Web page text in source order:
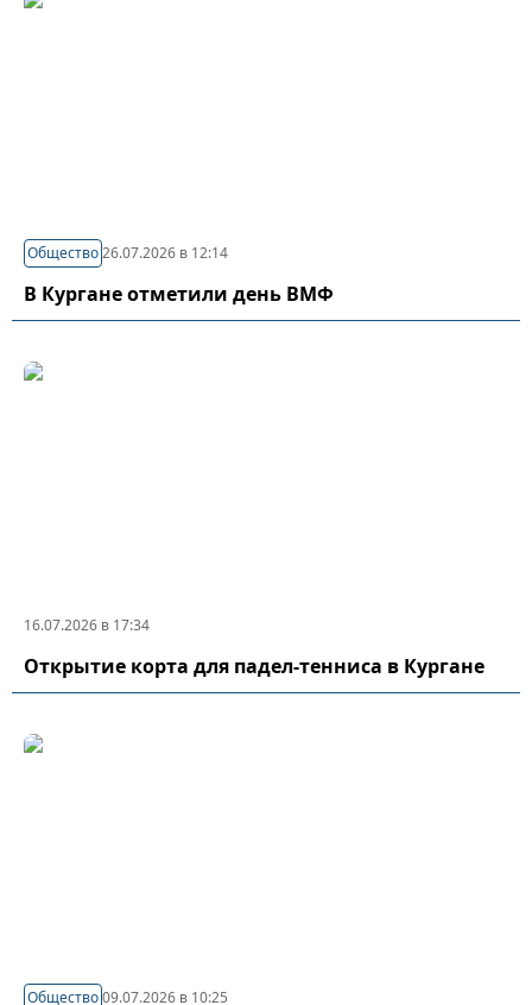
Общество26.07.2026 в 12:14
В Кургане отметили день ВМФ
16.07.2026 в 17:34
Открытие корта для падел-тенниса в Кургане
Общество09.07.2026 в 10:25